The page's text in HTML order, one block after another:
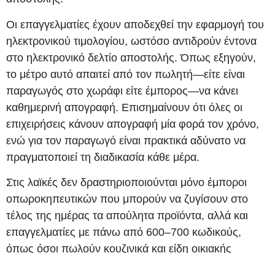
Οι επαγγελματίες έχουν αποδεχθεί την εφαρμογή του
ηλεκτρονικού τιμολογίου, ωστόσο αντιδρούν έντονα
στο ηλεκτρονικό δελτίο αποστολής. Όπως εξηγούν,
το μέτρο αυτό απαιτεί από τον πωλητή—είτε είναι
παραγωγός στο χωράφι είτε έμπορος—να κάνει
καθημερινή απογραφή. Επισημαίνουν ότι όλες οι
επιχειρήσεις κάνουν απογραφή μία φορά τον χρόνο,
ενώ για τον παραγωγό είναι πρακτικά αδύνατο να
πραγματοποιεί τη διαδικασία κάθε μέρα.
Στις λαϊκές δεν δραστηριοποιούνται μόνο έμποροι
οπωροκηπευτικών που μπορούν να ζυγίσουν στο
τέλος της ημέρας τα απούλητα προϊόντα, αλλά και
επαγγελματίες με πάνω από 600–700 κωδικούς,
όπως όσοι πωλούν κουζινικά και είδη οικιακής